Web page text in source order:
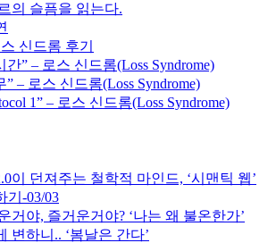
의 슬픔을 읽는다.
신드롬 후기
간” – 로스 신드롬(Loss Syndrome)
” – 로스 신드롬(Loss Syndrome)
1” – 로스 신드롬(Loss Syndrome)
이 던져주는 철학적 마인드, ‘시맨틱 웹’
기-03/03
거야, 즐거운거야? ‘나는 왜 불온한가’
변하니.. ‘봄날은 간다’